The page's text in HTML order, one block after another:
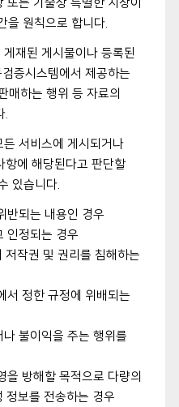
는 기술상 특별한 지장이
을 원칙으로 합니다.
재된 게시물이나 등록된
증시스템에서 제공하는
매하는 행위 등 자료의
.
서비스에 게시되거나
항에 해당된다고 판단할
있습니다.
반되는 내용인 경우
인정되는 경우
저작권 및 권리를 침해하는
서 정한 규정에 위배되는
불이익을 주는 행위를
을 방해할 목적으로 다량의
정보를 전송하는 경우